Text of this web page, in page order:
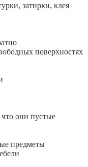
затирки, клея
поверхностях
они пустые
предметы